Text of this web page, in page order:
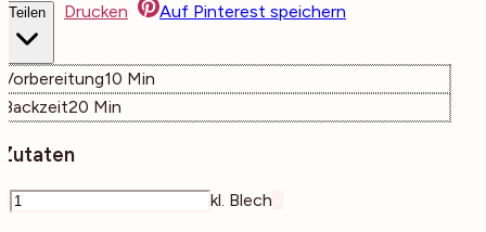
Teilen Drucken Auf Pinterest speichern
Vorbereitung10 Minuten
Min
Backzeit20 Minuten
Min
Zutaten
kl. Blech